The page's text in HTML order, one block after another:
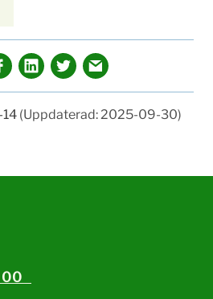
(Uppdaterad: 2025-09-30)
00